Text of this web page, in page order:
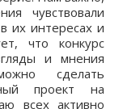
чувствовали
их интересах и
что конкурс
и мнения
сделать
проект на
всех активно